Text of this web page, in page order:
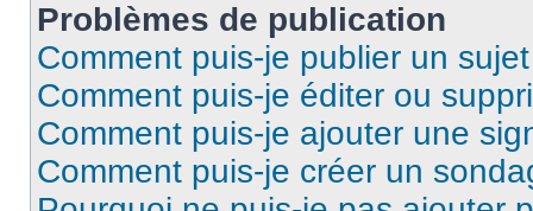
Problèmes de publication
Comment puis-je publier un
Comment puis-je éditer ou
Comment puis-je ajouter une
Comment puis-je créer un